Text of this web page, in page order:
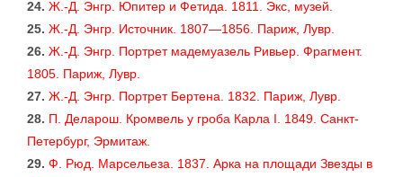
24. Ж.-Д. Энгр. Юпитер и Фетида. 1811. Экс, музей.
25. Ж.-Д. Энгр. Источник. 1807—1856. Париж, Лувр.
26. Ж.-Д. Энгр. Портрет мадемуазель Ривьер. Фрагмент.
1805. Париж, Лувр.
27. Ж.-Д. Энгр. Портрет Бертена. 1832. Париж, Лувр.
28. П. Деларош. Кромвель у гроба Карла I. 1849. Санкт-
Петербург, Эрмитаж.
29. Ф. Рюд. Марсельеза. 1837. Арка на площади Звезды в